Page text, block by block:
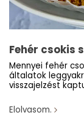
Fehér csokis
Mennyei fehér
általatok
visszajelzést
Elolvasom.